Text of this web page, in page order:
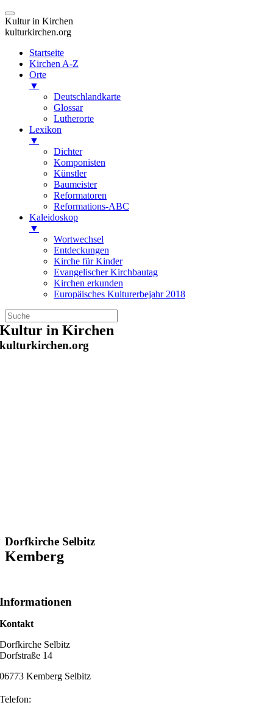
Kultur in Kirchen
kulturkirchen.org
Startseite
Kirchen A-Z
Orte
▼
Deutschlandkarte
Glossar
Lutherorte
Lexikon
▼
Dichter
Komponisten
Künstler
Baumeister
Reformatoren
Reformations-ABC
Kaleidoskop
▼
Wortwechsel
Entdeckungen
Kirche für Kinder
Evangelischer Kirchbautag
Kirchen erkunden
Europäisches Kulturerbejahr 2018
Zum
Inhalt
springen
Kultur in Kirchen
kulturkirchen.org
Dorfkirche Selbitz
Kemberg
Informationen
Kontakt
Dorfkirche Selbitz
Dorfstraße 14
06773 Kemberg Selbitz
Telefon: